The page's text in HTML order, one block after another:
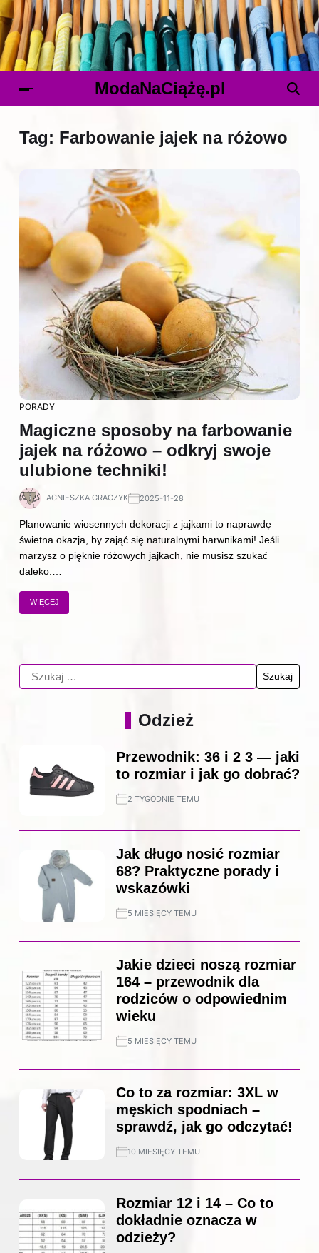
ModaNaCiążę.pl
Tag: Farbowanie jajek na różowo
PORADY
Magiczne sposoby na farbowanie
jajek na różowo – odkryj swoje
ulubione techniki!
AGNIESZKA GRACZYK 2025-11-28
Planowanie wiosennych dekoracji z jajkami to naprawdę
świetna okazja, by zająć się naturalnymi barwnikami! Jeśli
marzysz o pięknie różowych jajkach, nie musisz szukać
daleko.…
WIĘCEJ
Odzież
Przewodnik: 36 i 2 3 — jaki
to rozmiar i jak go dobrać?
2 TYGODNIE TEMU
Jak długo nosić rozmiar
68? Praktyczne porady i
wskazówki
5 MIESIĘCY TEMU
Jakie dzieci noszą rozmiar
164 – przewodnik dla
rodziców o odpowiednim
wieku
5 MIESIĘCY TEMU
Co to za rozmiar: 3XL w
męskich spodniach –
sprawdź, jak go odczytać!
10 MIESIĘCY TEMU
Rozmiar 12 i 14 – Co to
dokładnie oznacza w
odzieży?